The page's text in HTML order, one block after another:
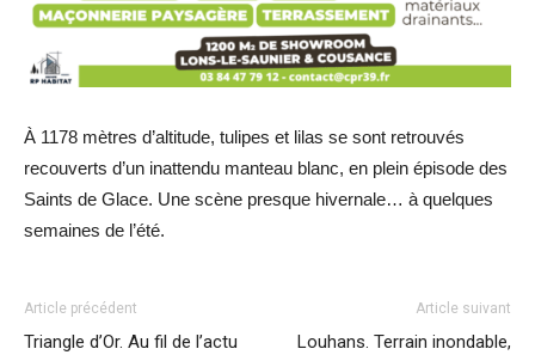
À 1178 mètres d’altitude, tulipes et lilas se sont retrouvés
recouverts d’un inattendu manteau blanc, en plein épisode des
Saints de Glace. Une scène presque hivernale… à quelques
semaines de l’été.
Article précédent
Triangle d’Or. Au fil de l’actu
Article suivant
Louhans. Terrain inondable,